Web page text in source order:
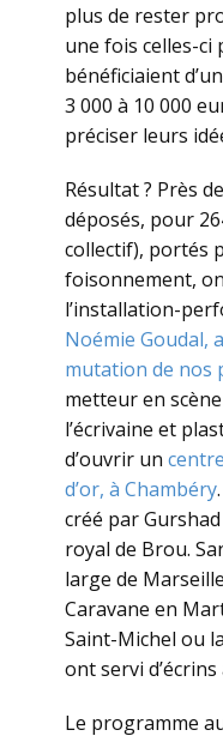
plus de rester
une fois celles-ci
bénéficiaient
3 000 à 10 000
préciser leurs
Résultat ? Près
déposés, pour
collectif), portés
foisonnement,
l’installation-
Noémie Goudal,
mutation de nos
metteur en
l’écrivaine et
d’ouvrir un
d’or, à Chambéry
créé par
royal de Brou.
large de
Caravane en
Saint-Michel ou
ont servi
Le programme